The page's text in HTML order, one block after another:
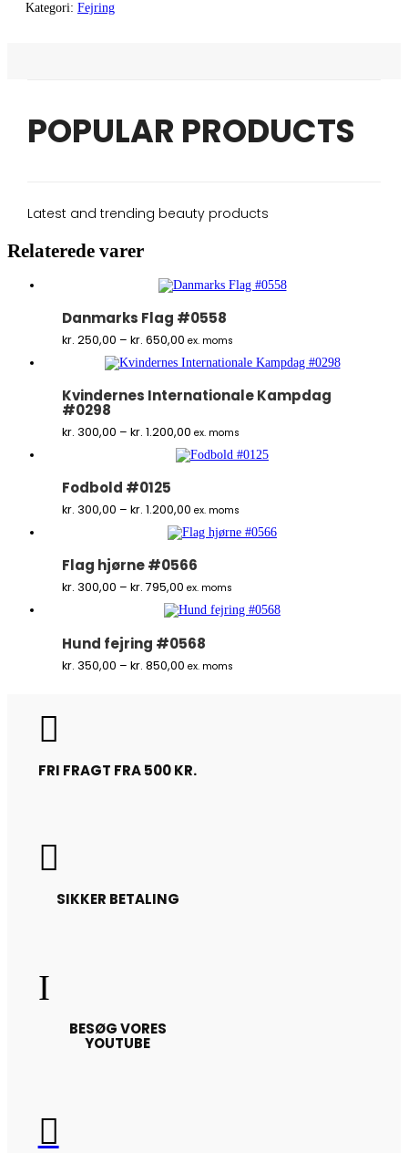
Kategori: Fejring
POPULAR PRODUCTS
Latest and trending beauty products
Relaterede varer
Danmarks Flag #0558
kr. 250,00 – kr. 650,00Prisinterval:
til
kr. 650,00
ex. moms
Kvindernes Internationale Kampdag
#0298
kr. 300,00 – kr. 1.200,00Prisinterval:
til
kr. 1.200,00
ex. moms
Fodbold #0125
kr. 300,00 – kr. 1.200,00Prisinterval:
til
kr. 1.200,00
ex. moms
Flag hjørne #0566
kr. 300,00 – kr. 795,00Prisinterval:
til
kr. 795,00
ex. moms
Hund fejring #0568
kr. 350,00 – kr. 850,00Prisinterval:
ex. moms

FRI FRAGT FRA 500 KR.

SIKKER BETALING
I
BESØG VORES
YOUTUBE
